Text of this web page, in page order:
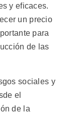
y eficaces.
un precio
para
de las
sociales y
el
de la